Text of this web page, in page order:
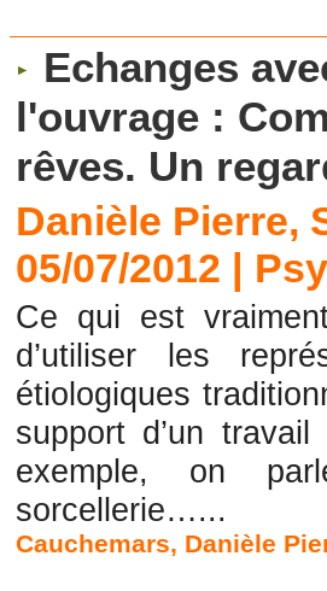
Echanges
l'ouvrage :
rêves. Un
Danièle Pierre,
05/07/2012 |
Ce qui est
d’utiliser les
étiologiques
support d’un
exemple, on
sorcellerie…...
Cauchemars, Danièle